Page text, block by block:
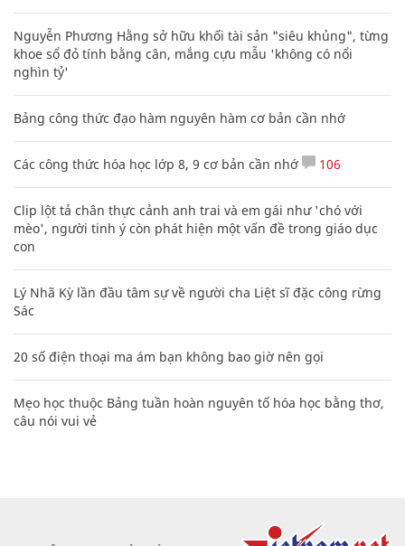
Nguyễn Phương Hằng sở hữu khối tài sản "siêu khủng", từng
khoe sổ đỏ tính bằng cân, mắng cựu mẫu 'không có nổi
nghìn tỷ'
Bảng công thức đạo hàm nguyên hàm cơ bản cần nhớ
Các công thức hóa học lớp 8, 9 cơ bản cần nhớ 106
Clip lột tả chân thực cảnh anh trai và em gái như 'chó với
mèo', người tinh ý còn phát hiện một vấn đề trong giáo dục
con
Lý Nhã Kỳ lần đầu tâm sự về người cha Liệt sĩ đặc công rừng
Sác
20 số điện thoại ma ám bạn không bao giờ nên gọi
Mẹo học thuộc Bảng tuần hoàn nguyên tố hóa học bằng thơ,
câu nói vui vẻ